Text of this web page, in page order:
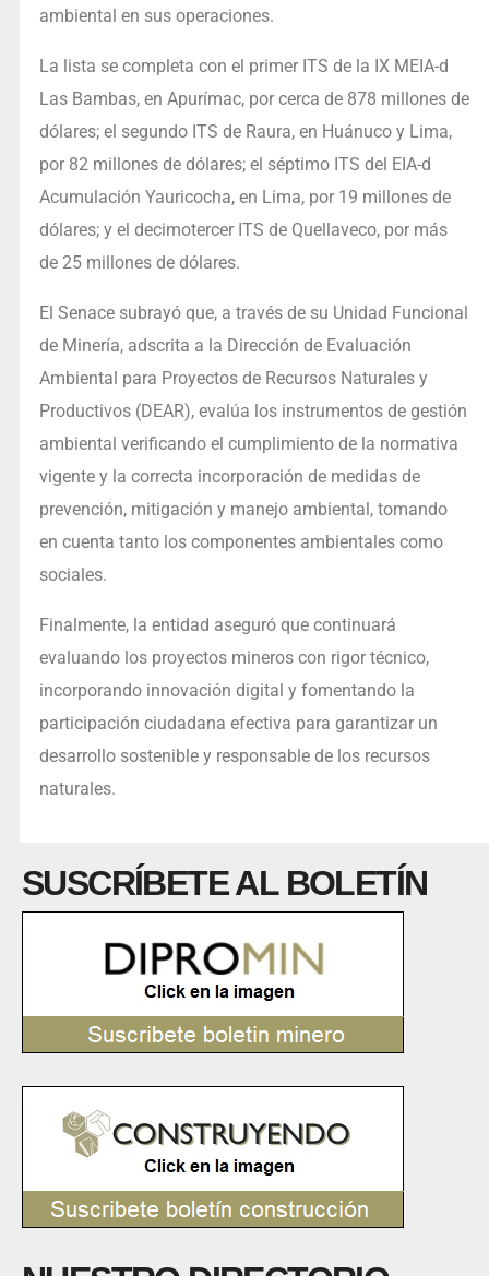
ambiental en sus operaciones.
La lista se completa con el primer ITS de la IX MEIA-d
Las Bambas, en Apurímac, por cerca de 878 millones de
dólares; el segundo ITS de Raura, en Huánuco y Lima,
por 82 millones de dólares; el séptimo ITS del EIA-d
Acumulación Yauricocha, en Lima, por 19 millones de
dólares; y el decimotercer ITS de Quellaveco, por más
de 25 millones de dólares.
El Senace subrayó que, a través de su Unidad Funcional
de Minería, adscrita a la Dirección de Evaluación
Ambiental para Proyectos de Recursos Naturales y
Productivos (DEAR), evalúa los instrumentos de gestión
ambiental verificando el cumplimiento de la normativa
vigente y la correcta incorporación de medidas de
prevención, mitigación y manejo ambiental, tomando
en cuenta tanto los componentes ambientales como
sociales.
Finalmente, la entidad aseguró que continuará
evaluando los proyectos mineros con rigor técnico,
incorporando innovación digital y fomentando la
participación ciudadana efectiva para garantizar un
desarrollo sostenible y responsable de los recursos
naturales.
SUSCRÍBETE AL BOLETÍN